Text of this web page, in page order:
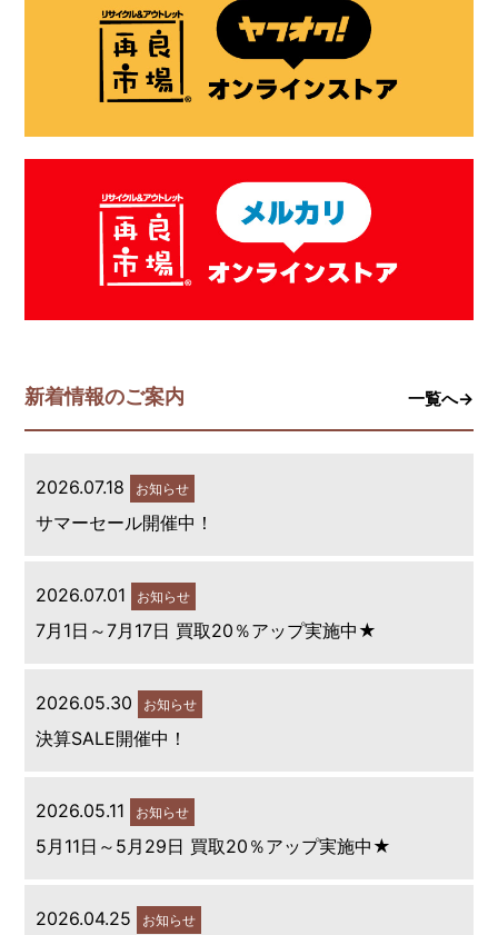
新着情報のご案内 一覧へ→
2026.07.18 お知らせ
サマーセール開催中！
2026.07.01 お知らせ
7月1日～7月17日 買取20％アップ実施中★
2026.05.30 お知らせ
決算SALE開催中！
2026.05.11 お知らせ
5月11日～5月29日 買取20％アップ実施中★
2026.04.25 お知らせ